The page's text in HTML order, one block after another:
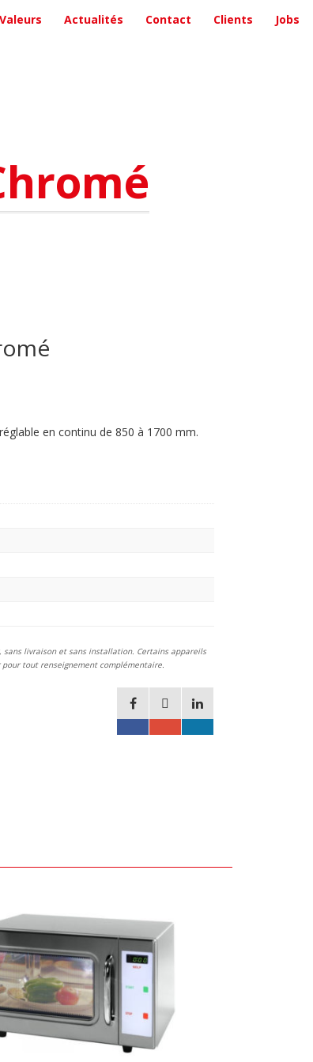
Valeurs Actualités Contact Clients Jobs
en continu de 850 à 1700 mm.
livraison et sans installation. Certains appareils
tout renseignement complémentaire.